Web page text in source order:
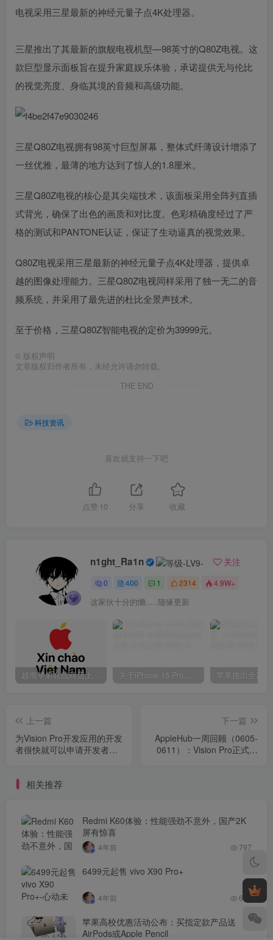
电视采用三星最新的神经元量子点4K处理器。
三星推出了其最新的旗舰电视机型—98英寸的Q80Z电视。这
款巨型显示面板旨在提升家庭娱乐体验，承诺提供无与伦比
的视觉亮度、身临其境的音频和高级功能。
三星Q80Z电视拥有98英寸巨型屏幕，整体式纤薄设计增添了
一丝优雅，最薄的地方达到了惊人的1.8厘米。
三星Q80Z电视的核心是其尖端技术，该面板采用全阵列直插
式背光，确保了出色的画质和对比度。色彩精确度经过了严
格的测试和PANTONE认证，保证了生动逼真的视觉效果。
Q80Z电视采用三星最新的神经元量子点4K处理器，提供卓
越的图像处理能力。三星Q80Z电视同样采用了独一无二的音
频系统，并采用了最先进的杜比全景声技术。
至于价格，三星Q80Z智能电视的定价为39999元。
© 版权声明
文章版权归作者所有，未经允许请勿转载。
THE END
科技资讯
喜欢就支持一下吧
点赞 10 分享 收藏
n1ght_Ra1n 关注
0 400 1 2314 4.9W+
这家伙十分的懒.....随缘更新
越南苹果在线商店上线 买一部iPhone 14需要多少钱？ 关于iPhone 15 Pro的存储和内存 你需要知道这些信息
上一篇
为Vision Pro开发应用的开发
者很快就可以申请开发者套
下一篇
AppleHub一周回顾（0605-
0611）：Vision Pro正式发
相关推荐
Redmi K60体验：性能强劲不意外，国产2K
屏有惊喜
4年前 797
6499元起售 vivo X90 Pro+
4年前 699
苹果高校优惠活动公布：买指定款产品送
AirPods或Apple Pencil